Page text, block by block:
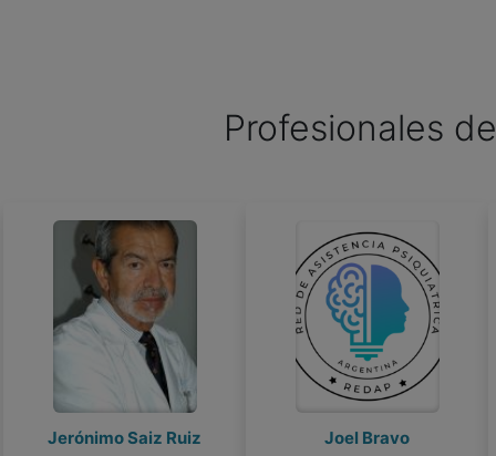
Profesionales
Joel Bravo Eddy Monge